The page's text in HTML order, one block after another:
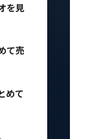
を見
て売
めて